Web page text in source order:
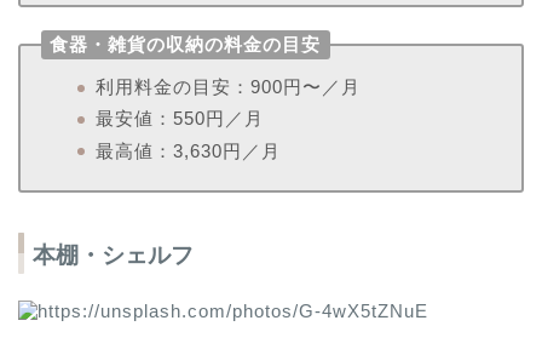
食器・雑貨の収納の料金の目安
利用料金の目安：900円〜／月
最安値：550円／月
最高値：3,630円／月
本棚・シェルフ